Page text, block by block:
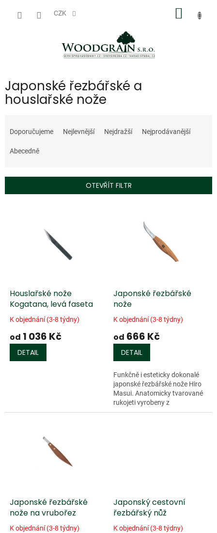
CZK
Japonské řezbářské a
houslařské nože
a
e
í
r
Doporučujeme Nejlevnější Nejdražší Nejprodávanější
Abecedně
OTEVŘÍT FILTR
dHouslařské nože
Kogatana, levá faseta
K objednání (3-8 týdny)
od 1 036 Kč
DETAIL
Japonské řezbářské
nože
K objednání (3-8 týdny)
od 666 Kč
DETAIL
Funkčně i esteticky dokonalé
japonské řezbářské nože Hiro
Masui. Anatomicky tvarované
rukojeti vyrobeny z
japonského...
Japonské řezbářské
nože na vrubořez
K objednání (3-8 týdny)
Japonský cestovní
řezbářský nůž
K objednání (3-8 týdny)